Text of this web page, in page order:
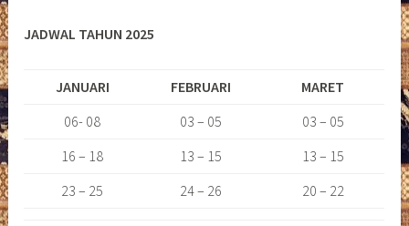
JADWAL TAHUN 2025
JANUARI FEBRUARI
MARET
06- 08
03 – 05
03 – 05
16 – 18
13 – 15
13 – 15
23 – 25
24 – 26 20 – 22